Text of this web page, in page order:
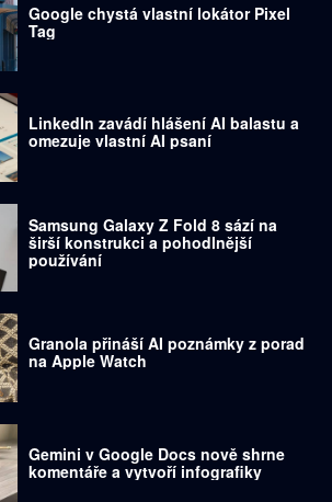
Google chystá vlastní lokátor Pixel
Tag
LinkedIn zavádí hlášení AI balastu a
omezuje vlastní AI psaní
Samsung Galaxy Z Fold 8 sází na
širší konstrukci a pohodlnější
používání
Granola přináší AI poznámky z porad
na Apple Watch
Gemini v Google Docs nově shrne
komentáře a vytvoří infografiky